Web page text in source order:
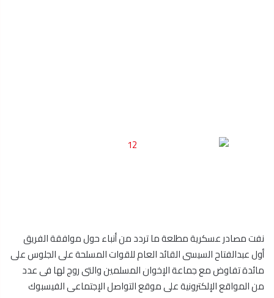
نفت مصادر عسكرية مطلعة ما تردد من أنباء حول موافقة الفريق
أول عبدالفتاح السيسى القائد العام للقوات المسلحة على الجلوس على
مائدة تفاوض مع جماعة الإخوان المسلمين والتى روج لها فى عدد
من المواقع الإلكترونية على موقع التواصل الإجتماعى الفيسبوك